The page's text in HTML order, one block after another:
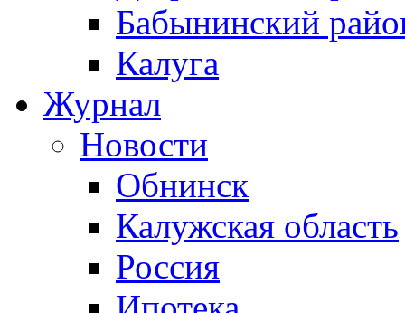
Бабынинский
Калуга
Журнал
Новости
Обнинск
Калужская область
Россия